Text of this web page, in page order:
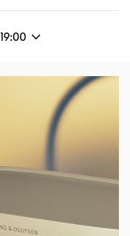
19:00